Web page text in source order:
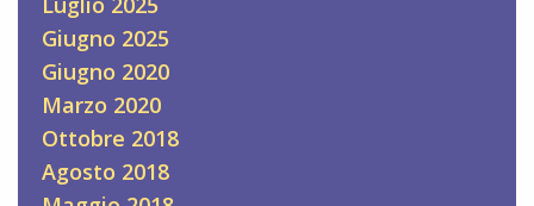
Giugno 2025
Giugno 2020
Marzo 2020
Ottobre 2018
Agosto 2018